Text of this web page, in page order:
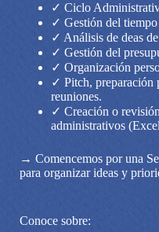
✓ Ciclo
✓ Gestión del tiempo
✓ Análisis de deas
✓ Gestión del
✓ Organización
✓ Pitch, preparación
reuniones.
✓ Creación o
administrativos
→ Comencemos por una
para organizar ideas y
Conoce sobre: